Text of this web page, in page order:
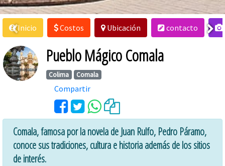
Inicio Costos Ubicación contacto
Pueblo Mágico Comala
Colima Comala
Compartir
Comala, famosa por la novela de Juan Rulfo, Pedro Páramo,
conoce sus tradiciones, cultura e historia además de los sitios
de interés.